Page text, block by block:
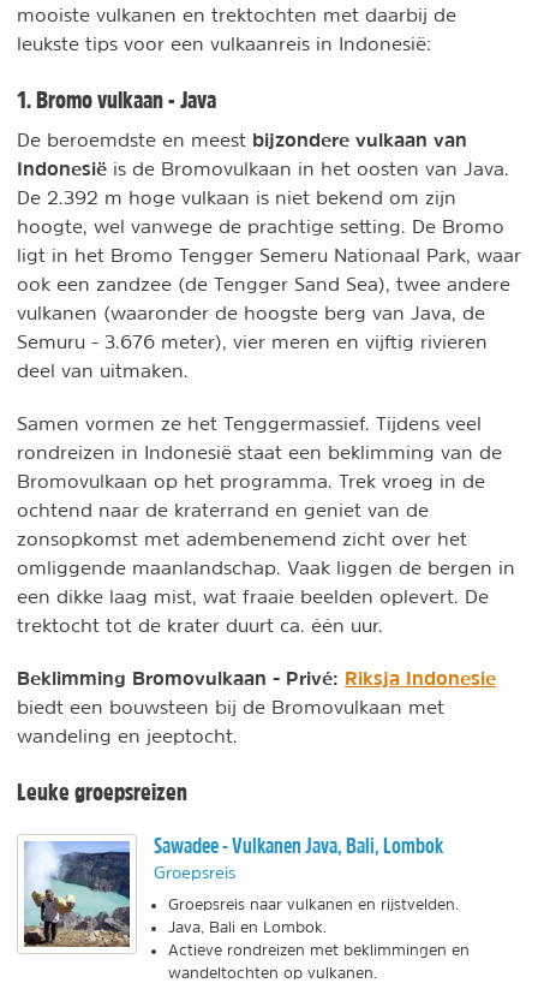
mooiste vulkanen en trektochten met daarbij de
leukste tips voor een vulkaanreis in Indonesië:
1. Bromo vulkaan - Java
De beroemdste en meest bijzondere vulkaan van
Indonesië is de Bromovulkaan in het oosten van Java.
De 2.392 m hoge vulkaan is niet bekend om zijn
hoogte, wel vanwege de prachtige setting. De Bromo
ligt in het Bromo Tengger Semeru Nationaal Park, waar
ook een zandzee (de Tengger Sand Sea), twee andere
vulkanen (waaronder de hoogste berg van Java, de
Semuru - 3.676 meter), vier meren en vijftig rivieren
deel van uitmaken.
Samen vormen ze het Tenggermassief. Tijdens veel
rondreizen in Indonesië staat een beklimming van de
Bromovulkaan op het programma. Trek vroeg in de
ochtend naar de kraterrand en geniet van de
zonsopkomst met adembenemend zicht over het
omliggende maanlandschap. Vaak liggen de bergen in
een dikke laag mist, wat fraaie beelden oplevert. De
trektocht tot de krater duurt ca. één uur.
Beklimming Bromovulkaan - Privé: Riksja Indonesie
biedt een bouwsteen bij de Bromovulkaan met
wandeling en jeeptocht.
Leuke groepsreizen
Sawadee - Vulkanen Java, Bali, Lombok
Groepsreis
Groepsreis naar vulkanen en rijstvelden.
Java, Bali en Lombok.
Actieve rondreizen met beklimmingen en
wandeltochten op vulkanen.